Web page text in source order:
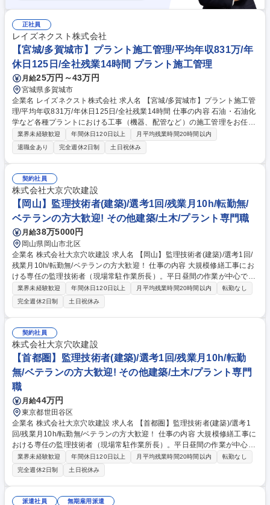
正社員
レイズネクスト株式会社
【宮城/多賀城市】プラント施工管理/平均年収831万/年
休日125日/全社残業14時間 プラント施工管理
月給25万円～43万円
宮城県多賀城市
企業名 レイズネクスト株式会社 求人名 【宮城/多賀城市】プラント施工管
理/平均年収831万/年休日125日/全社残業14時間 仕事の内容 石油・石油化
学など各種プラントにおける工事（機器、配管など）の施工管理をお任せ
します。日常的な補修工事、定期的な大規模修繕工事、改良工事、新設工
事などを現場管理を行います。 スケジュールやコストを踏まえ、必要な資
材、人員を手配。安全確保しつつ、スケジュール通りに高品質な工事を進
めるために現場をまとめます。現場全体を把握する力や、先を考えて動く
力、そして何より協力会社の作業員の方々と良好な関係を築く事が大切で
す。 ※建物の改変を伴う業務は含みません 募集職種 【宮城/多賀城市】プ
ラント施工管理/平均年収831万/年休日125日/全社残業14時間
業界未経験歓迎 年間休日120日以上
月平均残業時間20時間以内
退職金あり
完全週休2日制 土日祝休み
契約社員
株式会社大京穴吹建設
【岡山】監理技術者(建築)/選考1回/残業月10h/転勤無/
ベテランの方大歓迎! その他建築/土木/プラント専門職
月給38万5000円
岡山県岡山市北区
企業名 株式会社大京穴吹建設 求人名 【岡山】監理技術者(建築)/選考1回/
残業月10h/転勤無/ベテランの方大歓迎！ 仕事の内容 大規模修繕工事にお
ける専任の監理技術者（現場常駐作業所長）。平日昼間の作業が中心で
す。エンドユーザー（居住者・管理組合）とコミュニケーションでき、直
接感謝されるやりがいが味わえます。 【詳細】大規模修繕工事における施
工計画作成、管理組合・協力会社との調整、安全・工程・品質・顧客管
理、アフターサービス ※営業にて受発注行為は済ませ引き継ぐため、業者
選定、予算管理、清算等の業務は原則なし。 ※変更の範囲：原則として変
更はない 募集職種 【岡山】監理技術者(建築)/選考1回/残業月10h/転勤無/
ベテランの方大歓迎！
業界未経験歓迎 年間休日120日以上 月平均残業時間20時間以内
転勤なし
完全週休2日制
土日祝休み
契約社員
株式会社大京穴吹建設
【首都圏】監理技術者(建築)/選考1回/残業月10h/転勤
無/ベテランの方大歓迎! その他建築/土木/プラント専門
職
月給44万円
東京都世田谷区
企業名 株式会社大京穴吹建設 求人名 【首都圏】監理技術者(建築)/選考1
回/残業月10h/転勤無/ベテランの方大歓迎！ 仕事の内容 大規模修繕工事に
おける専任の監理技術者（現場常駐作業所長）。平日昼間の作業が中心で
す。エンドユーザー（居住者・管理組合）とコミュニケーションでき、直
接感謝されるやりがいが味わえます。 【詳細】大規模修繕工事における施
工計画作成、管理組合・協力会社との調整、安全・工程・品質・顧客管
理、アフターサービス ※営業にて受発注行為は済ませ引き継ぐため、業者
選定、予算管理、清算等の業務な原則なし。 募集職種 【首都圏】監理技
業界未経験歓迎 年間休日120日以上 月平均残業時間20時間以内
転勤なし
完全週休2日制
土日祝休み
派遣社員 無期雇用派遣